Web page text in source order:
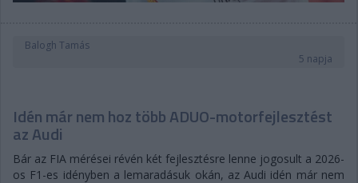
Balogh Tamás
5 napja
Idén már nem hoz több ADUO-motorfejlesztést
az Audi
Bár az FIA mérései révén két fejlesztésre lenne jogosult a 2026-
os F1-es idényben a lemaradásuk okán, az Audi idén már nem